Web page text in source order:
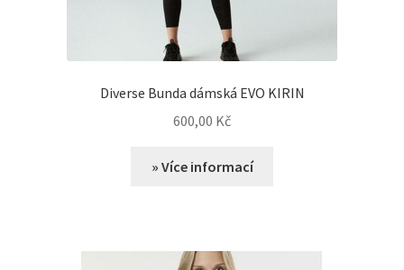
Diverse Bunda dámská EVO KIRIN
600,00 Kč
» Více informací